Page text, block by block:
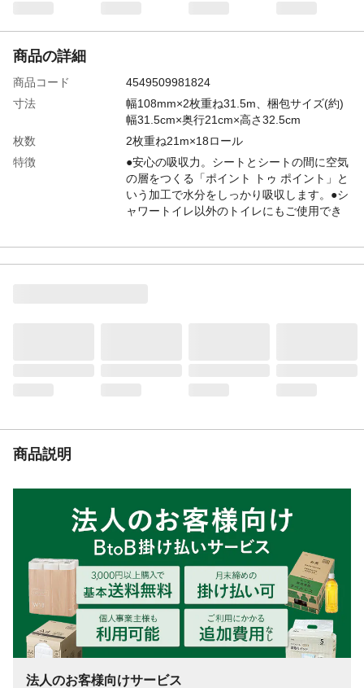
商品の詳細
商品コード
4549509981824
寸法
幅108mm×2枚重ね31.5m、梱包サイズ(約)
幅31.5cm×奥行21cm×高さ32.5cm
枚数
2枚重ね21m×18ロール
特徴
●安心の吸収力。シートとシートの間に空気
の層をつくる「ポイント トゥ ポイント」と
いう加工で水分をしっかり吸収します。●シ
ャワートイレ以外のトイレにもご使用でき
用途
シャワートイレ用
の長期保存はしないでください。など
日本
パルプ混合率（％）
パルプ100%
有り
重ね（枚）
2枚重ね
芯ミシン目
有り
商品説明
法人のお客様向けサービス